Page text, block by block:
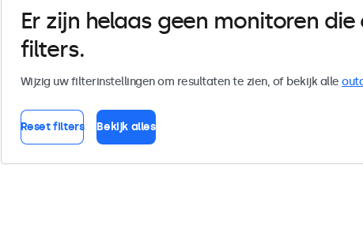
Er zijn helaas geen monitoren
filters.
Wijzig uw filterinstellingen om resultaten te zien, of bekijk alle
Reset filters Bekijk alles